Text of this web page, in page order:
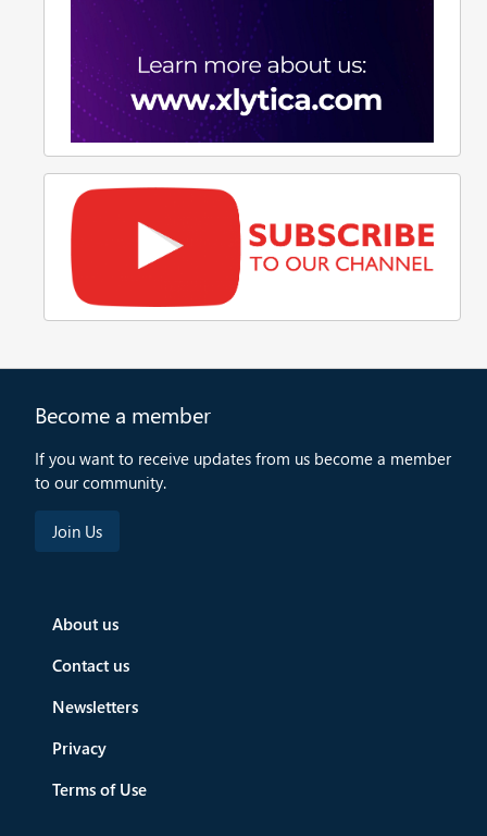
Become a member
If you want to receive updates from us become a member
to our community.
About us
Contact us
Newsletters
Privacy
Terms of Use